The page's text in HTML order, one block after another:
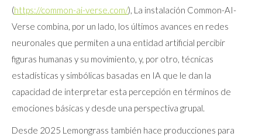
(https://common-ai-verse.com/), La instalación Common-AI-
Verse combina, por un lado, los últimos avances en redes
neuronales que permiten a una entidad artificial percibir
figuras humanas y su movimiento, y, por otro, técnicas
estadísticas y simbólicas basadas en IA que le dan la
capacidad de interpretar esta percepción en términos de
emociones básicas y desde una perspectiva grupal.
Desde 2025 Lemongrass también hace producciones para